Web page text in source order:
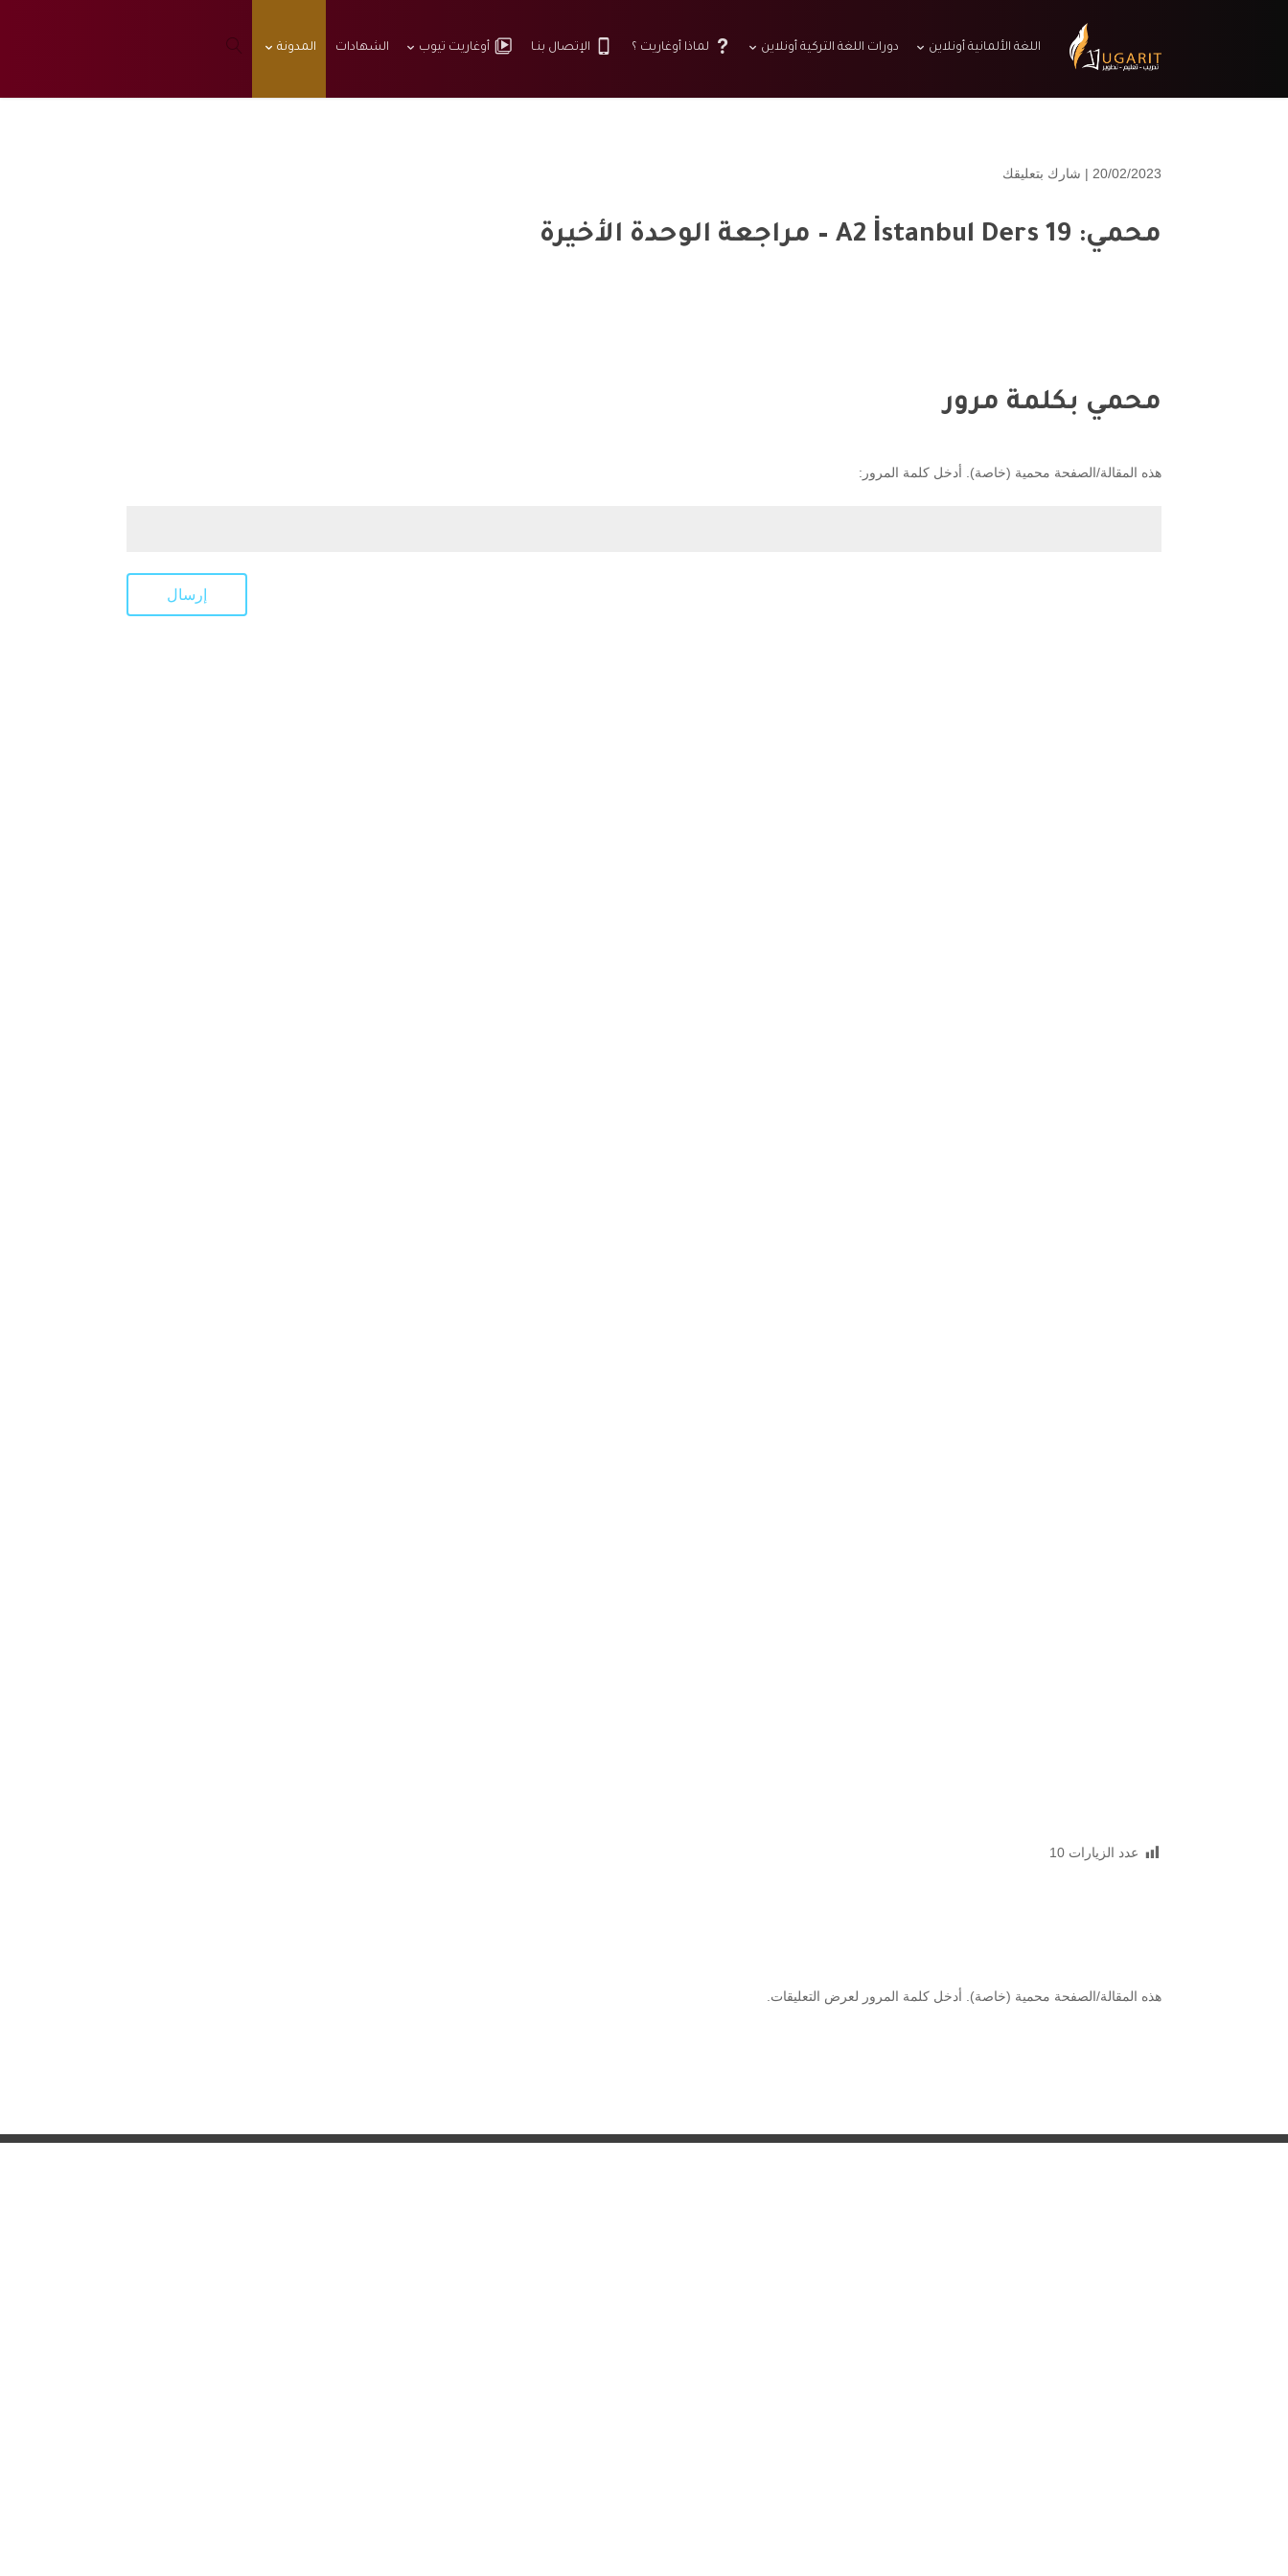
اللغة الألمانية أونلاين دورات اللغة التركية أونلاين لماذا أوغاريت ؟ الإتصال بنـا أوغاريت تيوب الشهادات المدونة
20/02/2023 | شارك بتعليقك
محمي: A2 İstanbul Ders 19 – مراجعة الوحدة الأخيرة
محمي بكلمة مرور
هذه المقالة/الصفحة محمية (خاصة). أدخل كلمة المرور:
إرسال
عدد الزيارات 10
هذه المقالة/الصفحة محمية (خاصة). أدخل كلمة المرور لعرض التعليقات.